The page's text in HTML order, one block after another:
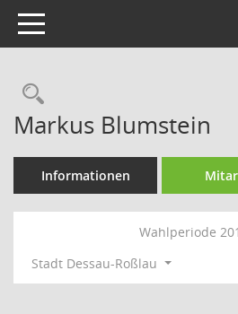
Toggle navigation
Rechercheauswahl
Markus Blumstein
Informationen
Wahlperiode
Stadt Dessau-Roßlau